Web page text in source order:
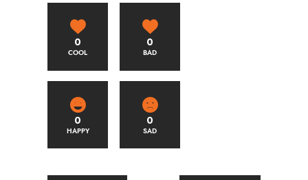
0
COOL
0
BAD
0
HAPPY
0
SAD